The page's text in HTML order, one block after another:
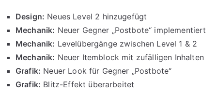
Design: Neues Level 2 hinzugefügt
Mechanik: Neuer Gegner „Postbote“ implementiert
Mechanik: Levelübergänge zwischen Level 1 & 2
Mechanik: Neuer Itemblock mit zufälligen Inhalten
Grafik: Neuer Look für Gegner „Postbote“
Grafik: Blitz-Effekt überarbeitet